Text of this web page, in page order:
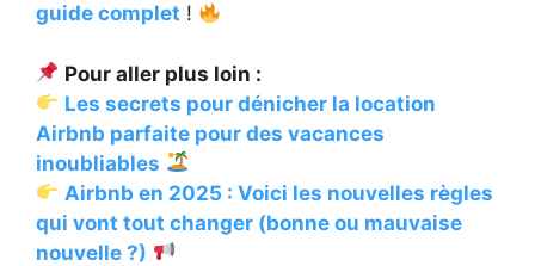
guide complet !
Pour aller plus loin :
Les secrets pour dénicher la location
Airbnb parfaite pour des vacances
inoubliables
Airbnb en 2025 : Voici les nouvelles règles
qui vont tout changer (bonne ou mauvaise
nouvelle ?)